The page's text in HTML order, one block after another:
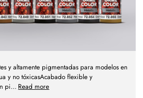
y altamente pigmentadas para modelos en
y no tóxicasAcabado flexible y
pi... Read more